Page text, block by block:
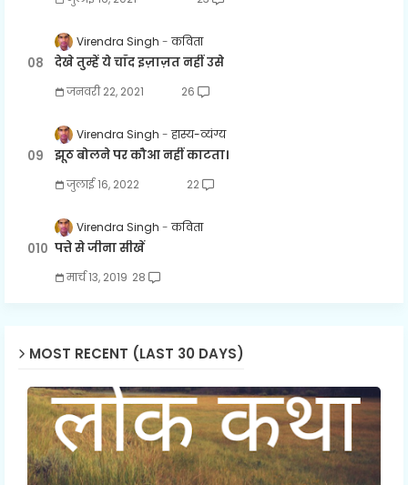
Virendra Singh कविता
देखे तुम्हें ये चाँद इज़ाज़त नहीं उसे
जनवरी 22, 2021 26
Virendra Singh हास्य-व्यंग्य
झूठ बोलने पर कौआ नहीं काटता।
जुलाई 16, 2022 22
Virendra Singh कविता
पत्ते से जीना सीखें
मार्च 13, 2019 28
MOST RECENT (LAST 30 DAYS)